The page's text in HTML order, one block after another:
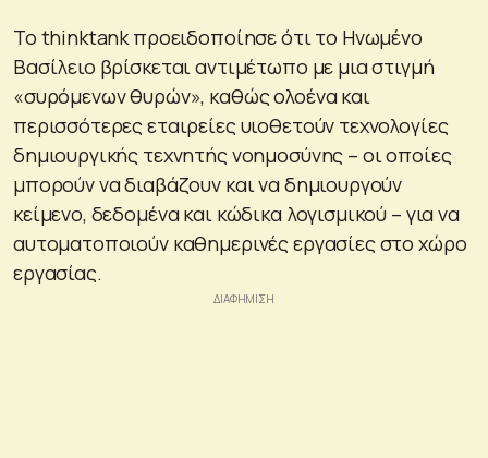
Το thinktank προειδοποίησε ότι το Ηνωμένο
Βασίλειο βρίσκεται αντιμέτωπο με μια στιγμή
«συρόμενων θυρών», καθώς ολοένα και
περισσότερες εταιρείες υιοθετούν τεχνολογίες
δημιουργικής τεχνητής νοημοσύνης – οι οποίες
μπορούν να διαβάζουν και να δημιουργούν
κείμενο, δεδομένα και κώδικα λογισμικού – για να
αυτοματοποιούν καθημερινές εργασίες στο χώρο
εργασίας.